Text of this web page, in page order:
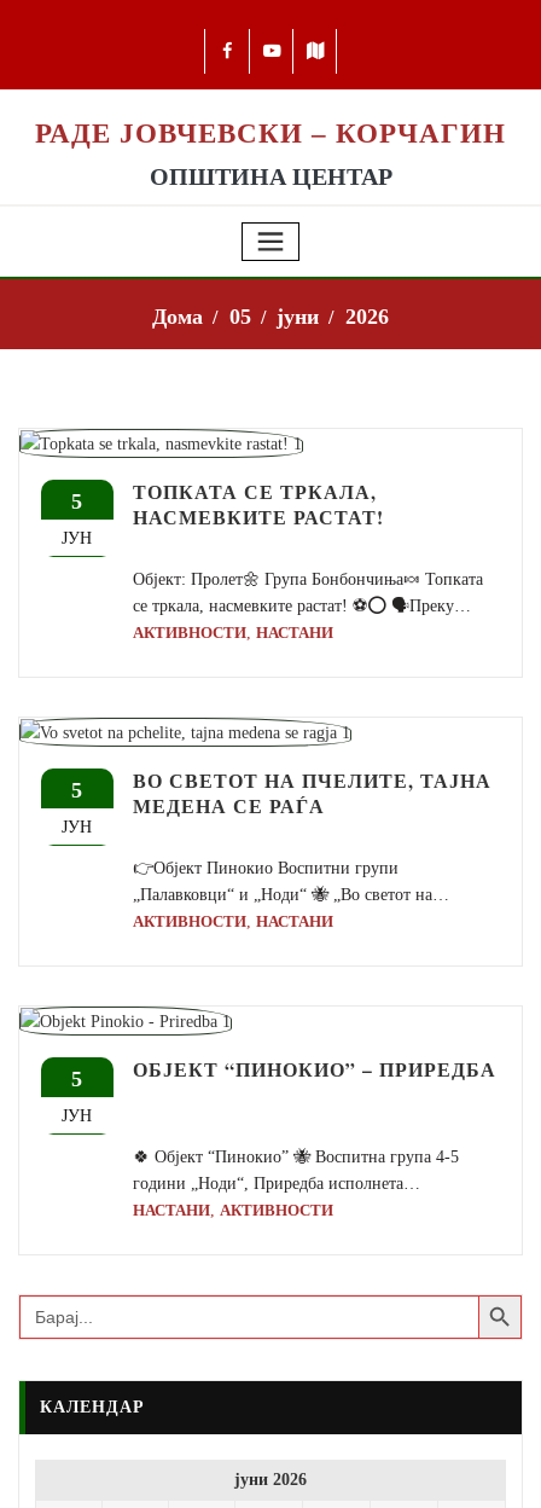
РАДЕ ЈОВЧЕВСКИ – КОРЧАГИН
ОПШТИНА ЦЕНТАР
Дома 05 јуни 2026
5
ЈУН
ТОПКАТА СЕ ТРКАЛА,
НАСМЕВКИТЕ РАСТАТ!
Објект: Пролет🌼 Група Бонбончиња🍬 Топката
се тркала, насмевките растат! ⚽⭕ 🗣Преку…
АКТИВНОСТИ ,НАСТАНИ
5
ЈУН
ВО СВЕТОТ НА ПЧЕЛИТЕ, ТАЈНА
МЕДЕНА СЕ РАЃА
👉Објект Пинокио Воспитни групи
„Палавковци“ и „Ноди“ 🐝 „Во светот на…
АКТИВНОСТИ ,НАСТАНИ
5
ЈУН
ОБЈЕКТ “ПИНОКИО” – ПРИРЕДБА
🍀 Објект “Пинокио” 🐝 Воспитна група 4-5
години „Ноди“, Приредба исполнета…
НАСТАНИ АКТИВНОСТИ
Search
for:
Search Button
КАЛЕНДАР
јуни 2026